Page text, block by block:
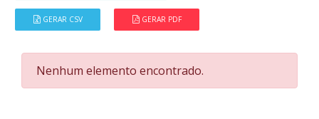
GERAR CSV GERAR PDF
Nenhum elemento encontrado.